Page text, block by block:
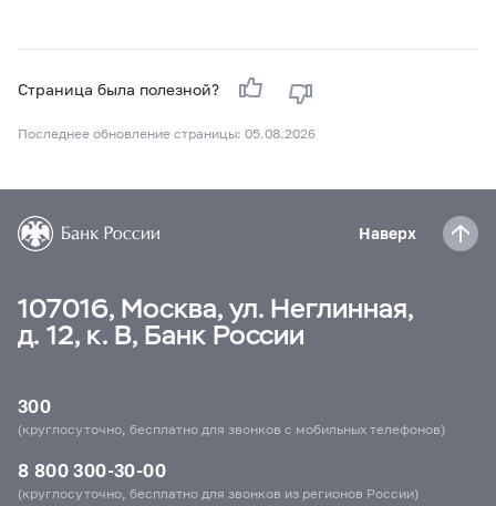
Страница была полезной?
Последнее обновление страницы: 05.08.2026
Наверх
107016, Москва, ул. Неглинная,
д. 12, к. В, Банк России
300
(круглосуточно, бесплатно для звонков с мобильных телефонов)
8 800 300-30-00
(круглосуточно, бесплатно для звонков из регионов России)